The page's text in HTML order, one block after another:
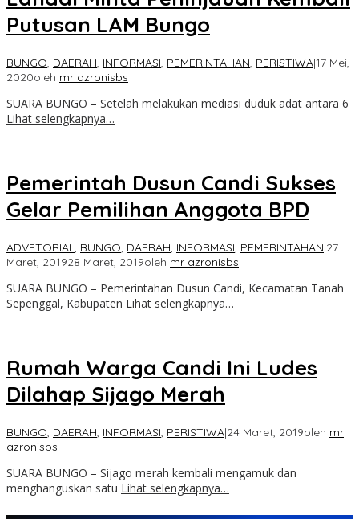
Putusan LAM Bungo
BUNGO, DAERAH, INFORMASI, PEMERINTAHAN, PERISTIWA|17 Mei,
2020oleh mr azronisbs
SUARA BUNGO – Setelah melakukan mediasi duduk adat antara 6
Lihat selengkapnya…
Pemerintah Dusun Candi Sukses
Gelar Pemilihan Anggota BPD
ADVETORIAL, BUNGO, DAERAH, INFORMASI, PEMERINTAHAN|27
Maret, 201928 Maret, 2019oleh mr azronisbs
SUARA BUNGO – Pemerintahan Dusun Candi, Kecamatan Tanah
Sepenggal, Kabupaten Lihat selengkapnya…
Rumah Warga Candi Ini Ludes
Dilahap Sijago Merah
BUNGO, DAERAH, INFORMASI, PERISTIWA|24 Maret, 2019oleh mr
azronisbs
SUARA BUNGO – Sijago merah kembali mengamuk dan
menghanguskan satu Lihat selengkapnya…